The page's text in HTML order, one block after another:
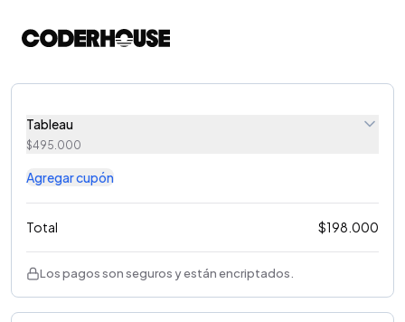
Tableau
$495.000
Agregar cupón
Total $198.000
Los pagos son seguros y están encriptados.